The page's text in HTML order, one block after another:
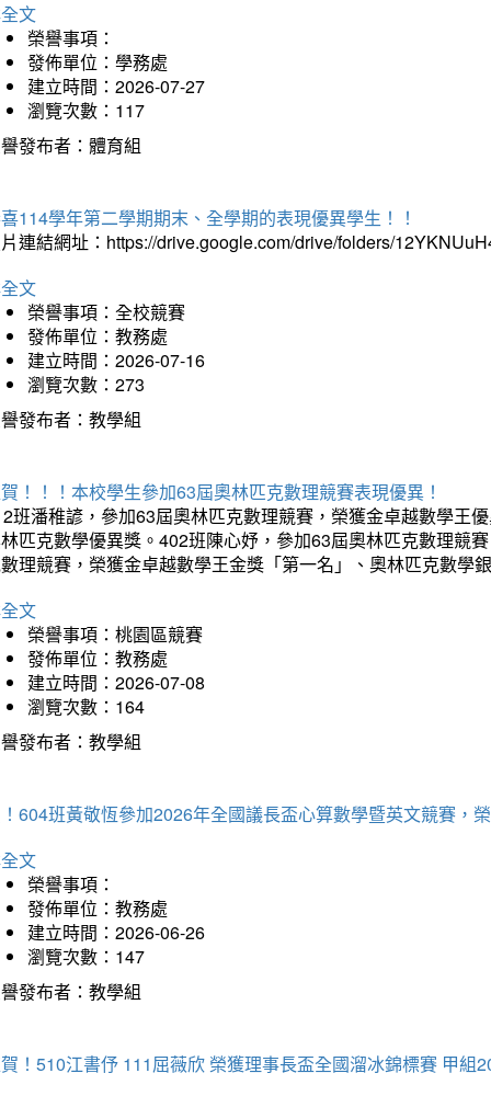
文
榮譽事項：
發佈單位：學務處
建立時間：2026-07-27
瀏覽次數：117
發布者：體育組
114學年第二學期期末、全學期的表現優異學生！！
連結網址：https://drive.google.com/drive/folders/
文
榮譽事項：全校競賽
發佈單位：教務處
建立時間：2026-07-16
瀏覽次數：273
發布者：教學組
！！！本校學生參加63屆奧林匹克數理競賽表現優異！
班潘稚諺，參加63屆奧林匹克數理競賽，榮獲金卓越數學王
匹克數學優異獎。402班陳心妤，參加63屆奧林匹克數理競
理競賽，榮獲金卓越數學王金獎「第一名」、奧林匹克數學
文
榮譽事項：桃園區競賽
發佈單位：教務處
建立時間：2026-07-08
瀏覽次數：164
發布者：教學組
604班黃敬恆參加2026年全國議長盃心算數學暨英文競賽，
文
榮譽事項：
發佈單位：教務處
建立時間：2026-06-26
瀏覽次數：147
發布者：教學組
！510江書伃 111屈薇欣 榮獲理事長盃全國溜冰錦標賽 甲組